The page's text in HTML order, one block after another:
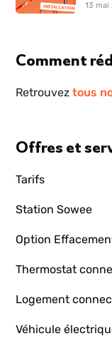
13 mai
Comment
Retrouveztous
Offres et
Tarifs
Station Sowee
Option
Thermostat
Logement
Véhicule